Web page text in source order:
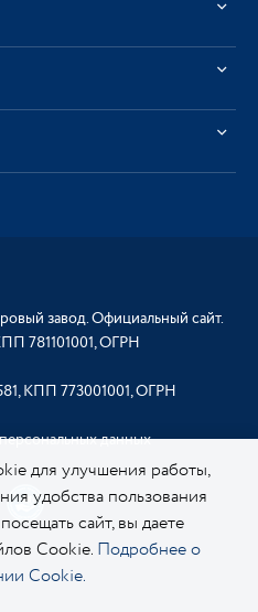
завод. Официальный сайт.
781101001, ОГРН
КПП 773001001, ОГРН
данных
для улучшения работы,
удобства пользования
сайт, вы даете
Cookie. Подробнее о
Cookie.